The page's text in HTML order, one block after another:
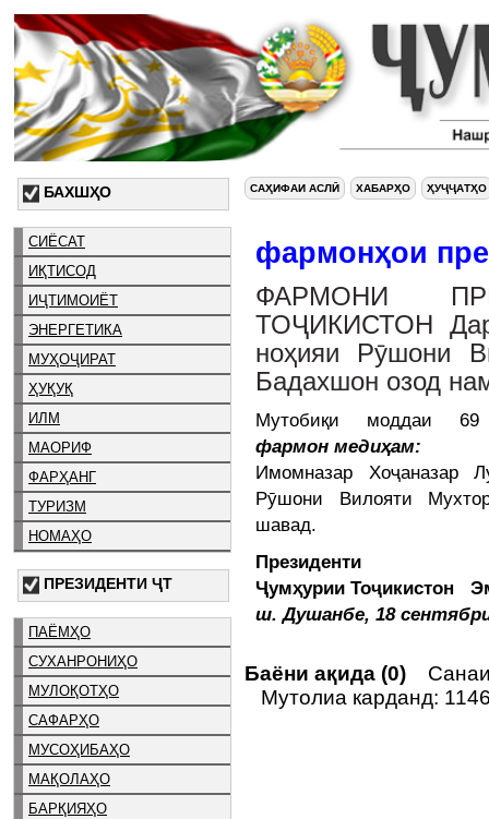
БАХШҲО
СИЁСАТ
ИҚТИСОД
ИҶТИМОИЁТ
ЭНЕРГЕТИКА
МУҲОҶИРАТ
ҲУҚУҚ
ИЛМ
МАОРИФ
ФАРҲАНГ
ТУРИЗМ
НОМАҲО
ПРЕЗИДЕНТИ ҶТ
ПАЁМҲО
СУХАНРОНИҲО
МУЛОҚОТҲО
САФАРҲО
МУСОҲИБАҲО
МАҚОЛАҲО
БАРҚИЯҲО
САҲИФАИ АСЛӢ ХАБАРҲО ҲУҶҶАТҲО
фармонҳои
ФАРМОНИ
ТОҶИКИСТОН
ноҳияи Рӯшони
Бадахшон озод
Мутобиқи моддаи 69
фармон медиҳам:
Имомназар Хоҷаназар
Рӯшони Вилояти
шавад.
Президенти
Ҷумҳурии Тоҷикистон
ш. Душанбе, 18
Баёни ақида (0)
Мутолиа карданд: